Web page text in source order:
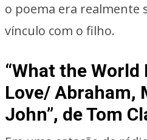
o poema era realmente
vínculo com o filho.
“What the World
Love/ Abraham,
John”, de Tom